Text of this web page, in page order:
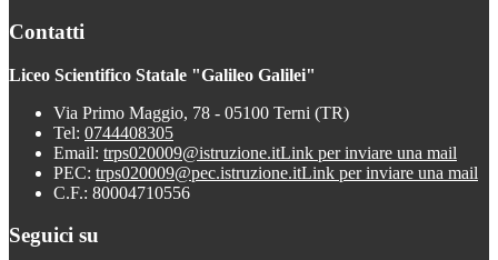
Contatti
Liceo Scientifico Statale "Galileo Galilei"
Via Primo Maggio, 78 - 05100 Terni (TR)
Tel: 0744408305
Email: trps020009@istruzione.itLink per inviare una mail
PEC: trps020009@pec.istruzione.itLink per inviare una mail
C.F.: 80004710556
Seguici su